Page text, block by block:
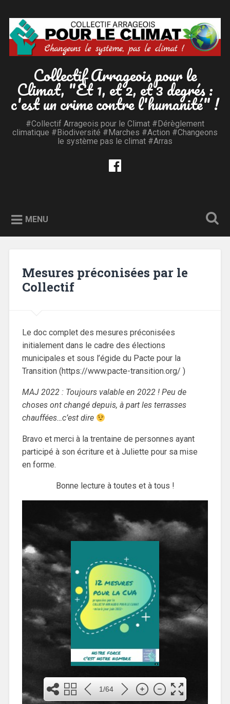
contenu
principal
Recherche
Collectif Arrageois pour le
Climat, "Et 1, et 2, et 3 degrés :
c'est un crime contre l'humanité" !
#Collectif Arrageois pour le Climat #Dérèglement
climatique #Biodiversité #Marches #Action #Changeons
le système pas le climat #Arras
MENU
Mesures préconisées par le
Collectif
Le doc complet des mesures préconisées
initialement dans le cadre des élections
municipales et sous l’égide du Pacte pour la
Transition (https://www.pacte-transition.org/ )
MAJ 2022 : Toujours valable en 2022 ! Peu de
choses ont changé depuis, à part les terrasses
chauffées…c’est dire
Bravo et merci à la trentaine de personnes ayant
participé à son écriture et à Juliette pour sa mise
en forme.
Bonne lecture à toutes et à tous !
1
1/64